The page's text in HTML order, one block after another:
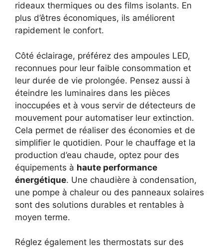
rideaux thermiques ou des films isolants. En
plus d’êtres économiques, ils améliorent
rapidement le confort.
Côté éclairage, préférez des ampoules LED,
reconnues pour leur faible consommation et
leur durée de vie prolongée. Pensez aussi à
éteindre les luminaires dans les pièces
inoccupées et à vous servir de détecteurs de
mouvement pour automatiser leur extinction.
Cela permet de réaliser des économies et de
simplifier le quotidien. Pour le chauffage et la
production d’eau chaude, optez pour des
équipements à haute performance
énergétique. Une chaudière à condensation,
une pompe à chaleur ou des panneaux solaires
sont des solutions durables et rentables à
moyen terme.
Réglez également les thermostats sur des